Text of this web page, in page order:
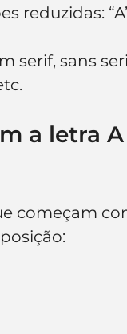
reduzidas:
serif, sans
a letra
começam